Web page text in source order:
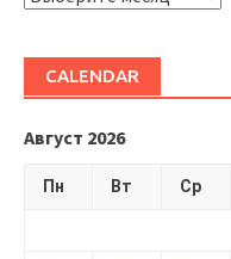
CALENDAR
Август 2026
Пн Вт Ср